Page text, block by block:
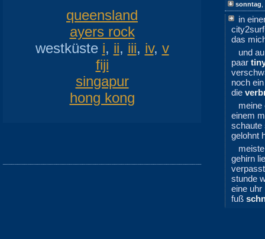
queensland
ayers rock
westküste i, ii, iii, iv, v
fiji
singapur
hong kong
sonntag
in
das
und
paar
noch
die
meine
einem
schaute
gelohnt
gehirn
stunde
eine uhr
fuß